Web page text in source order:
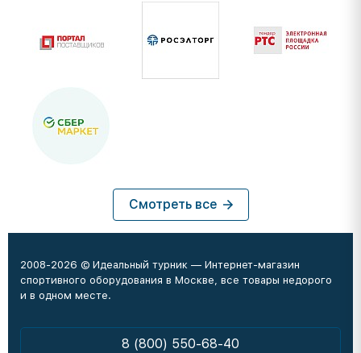
Смотреть все
2008-2026 © Идеальный турник — Интернет-магазин
спортивного оборудования в Москве, все товары недорого
и в одном месте.
8 (800) 550-68-40